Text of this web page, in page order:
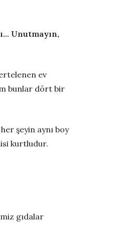
Unutmayın,
ev
bunlar dört bir
şeyin aynı boy
kurtludur.
gıdalar